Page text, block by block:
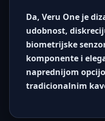
Da, Veru One je
udobnost,
biometrijske
komponente i
naprednijom
tradicionalnim